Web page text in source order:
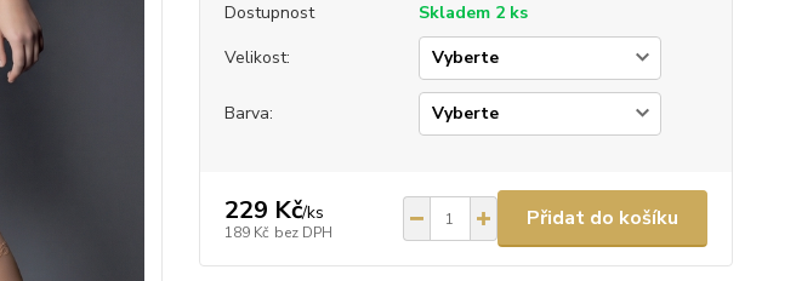
Dostupnost
Skladem 2 ks
Velikost:
Barva:
229 Kč/ks
189 Kč bez DPH
Přidat do košíku